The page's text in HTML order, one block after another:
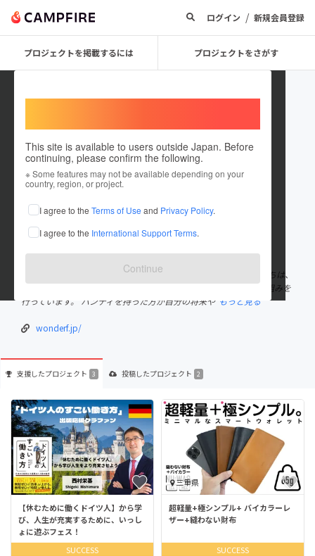
ログイン / 新規会員登録
プロジェクトを掲載するには プロジェクトをさがす
This site is available to users outside Japan. Before
continuing, please confirm the following.
※ Some features may not be available depending on your
country, region, or project.
I agree to the Terms of Use and Privacy Policy.
I agree to the International Support Terms.
Continue
ワンダーフレンズ
これまでに3回支援して2件のプロジェクトを投稿しています
在住国：日本 現在地：大阪府
出身国：日本 出身地：大阪府
「わくわくを社会に。感動から人生は変わる。」を理念に、 私たちは、
障害者雇用が生まれる社会福祉事業と就労事業を融合させた取り組みを
行っています。 ハンディを持った方が自分の将来や もっと見る
wonderf.jp/
支援したプロジェクト 3 投稿したプロジェクト 2
【休むために働くドイツ人】から学
び、人生が充実するために、いっし
ょに遊ぶフェス！
SUCCESS
三重県
超軽量+極シンプル+ バイカラーレ
ザー+縫わない財布
SUCCESS